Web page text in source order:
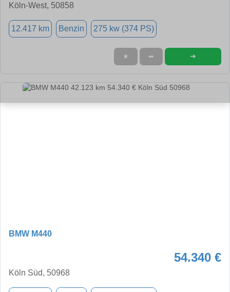
Köln-West, 50858
12.417 km Benzin 275 kw (374 PS)
★ ➦ ➜
BMW M440
54.340 €
Köln Süd, 50968